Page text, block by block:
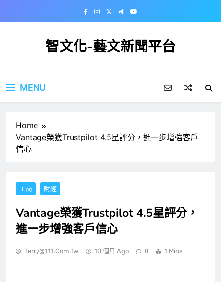
智文化-藝文新聞平台
MENU
Home
Vantage榮獲Trustpilot 4.5星評分，進一步增強客戶
信心
工商 財經
Vantage榮獲Trustpilot 4.5星評分，
進一步增強客戶信心
Terry@111.com.tw 10 個月 Ago 0 1 Mins